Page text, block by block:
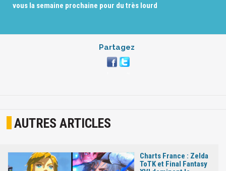
vous la semaine prochaine pour du très lourd
Partagez
AUTRES ARTICLES
Charts France : Zelda
ToTK et Final Fantasy